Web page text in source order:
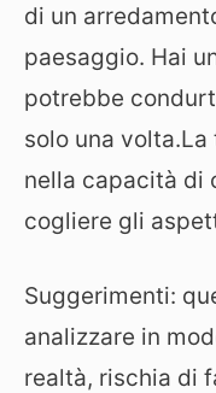
di un
paesaggio. Hai
potrebbe
solo una
nella capacità di
cogliere gli
Suggerimenti:
analizzare in
realtà, rischia di